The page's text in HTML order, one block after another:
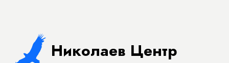
Николаев Центр